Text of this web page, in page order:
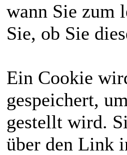
wann Sie zum
Sie, ob Sie
Ein Cookie
gespeichert,
gestellt wird.
über den Link